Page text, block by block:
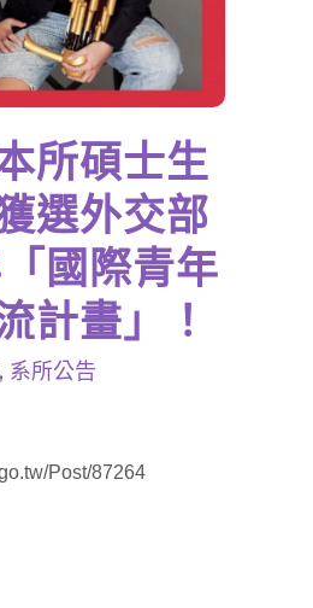
所碩士生
選外交部
國際青年
計畫」！
, 系所公告
Post/87264